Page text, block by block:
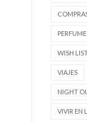
PERFUME
WISH
VIAJES
NIGHT
VIVIR EN